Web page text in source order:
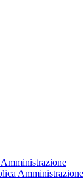
Amministrazione